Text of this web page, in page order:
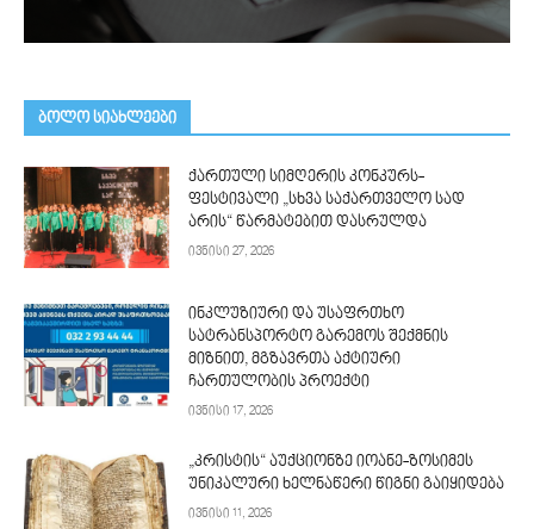
ᲑᲝᲚᲝ ᲡᲘᲐᲮᲚᲔᲔᲑᲘ
ქართული სიმღერის კონკურს-
ფესტივალი „სხვა საქართველო სად
არის“ წარმატებით დასრულდა
ივნისი 27, 2026
ინკლუზიური და უსაფრთხო
სატრანსპორტო გარემოს შექმნის
მიზნით, მგზავრთა აქტიური
ჩართულობის პროექტი
ივნისი 17, 2026
„კრისტის“ აუქციონზე იოანე-ზოსიმეს
უნიკალური ხელნაწერი წიგნი გაიყიდება
ივნისი 11, 2026